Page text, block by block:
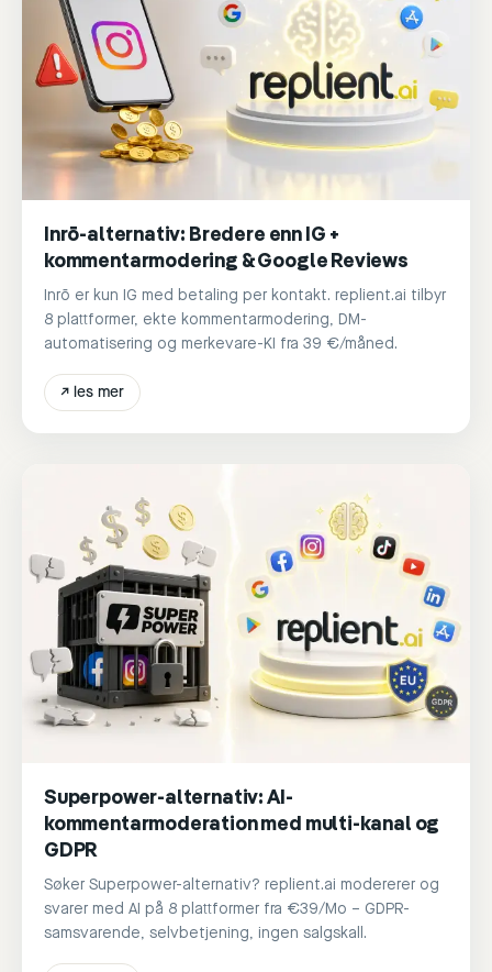
Inrō-alternativ: Bredere enn IG +
kommentarmodering & Google Reviews
Inrō er kun IG med betaling per kontakt. replient.ai tilbyr
8 plattformer, ekte kommentarmodering, DM-
automatisering og merkevare-KI fra 39 €/måned.
↗ les mer
Superpower-alternativ: AI-
kommentarmoderation med multi-kanal og
GDPR
Søker Superpower-alternativ? replient.ai modererer og
svarer med AI på 8 plattformer fra €39/Mo – GDPR-
samsvarende, selvbetjening, ingen salgskall.